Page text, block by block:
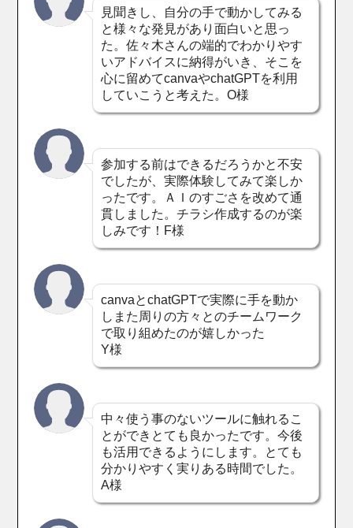
見聞きし、自分の手で動かしてみる
と様々な発見があり面白いと思っ
た。佐々木さんの端的でわかりやす
いアドバイスに納得がいき、そこを
心に留めてcanvaやchatGPTを利用
していこうと考えた。O様
参加する前はできるだろうかと不安
でしたが、実際体験してみて楽しか
ったです。ＡＩのすごさを改めて通
貫しました。チラシ作成するのが楽
しみです！F様
canvaとchatGPTで実際に手を動か
しまた周りの方々とのチームワーク
で取り組めたのが嬉しかった
Y様
中々使う事のないツールに触れるこ
とができとても良かったです。今後
も活用できるようにします。とても
分かりやすく実りある時間でした。
A様